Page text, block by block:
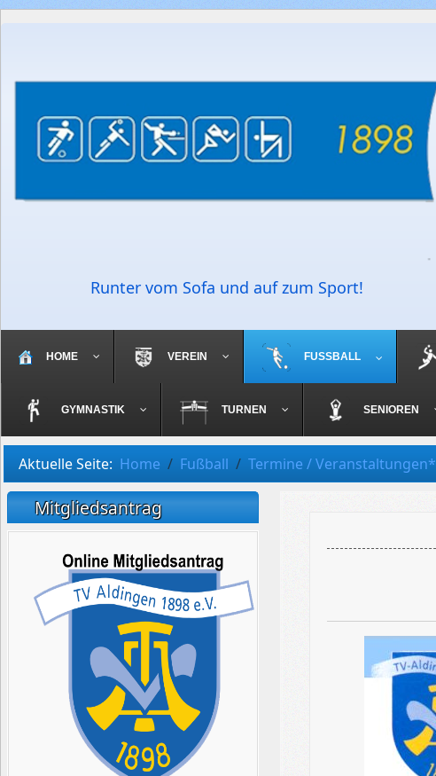
Runter vom Sofa und auf zum Sport!
HOME VEREIN FUSSBALL
GYMNASTIK TURNEN SENIOREN
Aktuelle Seite: Home Fußball Termine / Veranstaltungen*
Mitgliedsantrag